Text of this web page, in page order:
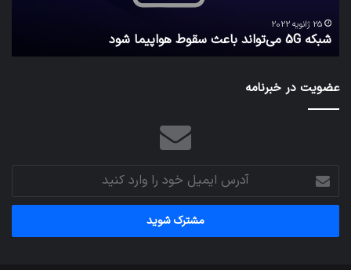
25 ژانویه 2022
شبکه 5G می‌تواند باعث سقوط هواپیما شود
عضویت در خبرنامه
آدرس
ایمیل
خود
وارد